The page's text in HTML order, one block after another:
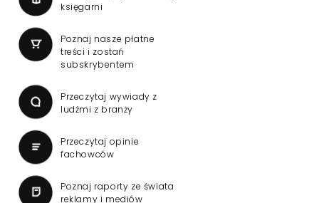
Wabienie do studia.
Wydawcy programów są
mistrzami sztuki
zapraszania gości
Dziś, jutro ani pojutrze nie da rady?
Odezwiemy się za miesiąc albo dwa.
zapraszania gości.